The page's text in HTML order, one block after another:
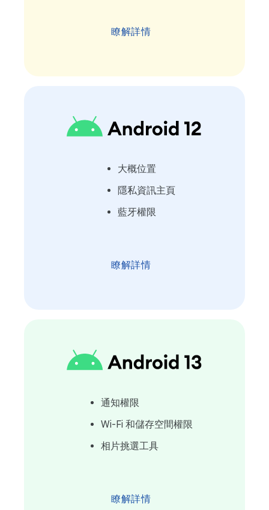
瞭解詳情
大概位置
隱私資訊主頁
藍牙權限
瞭解詳情
通知權限
Wi-Fi 和儲存空間權限
相片挑選工具
瞭解詳情